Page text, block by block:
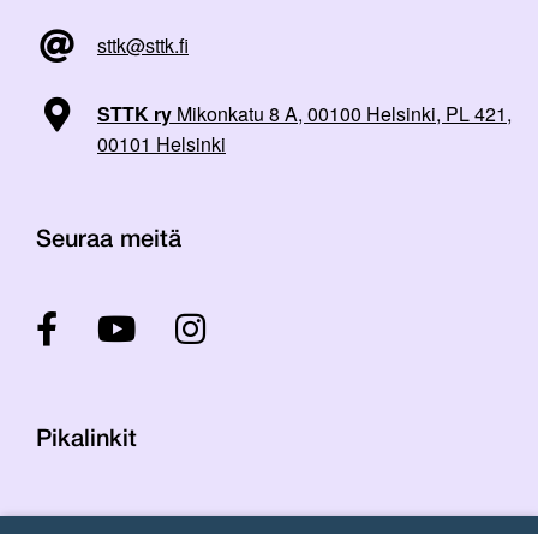
sttk@sttk.fi
STTK ry Mikonkatu 8 A, 00100 Helsinki, PL 421,
00101 Helsinki
Seuraa meitä
Pikalinkit